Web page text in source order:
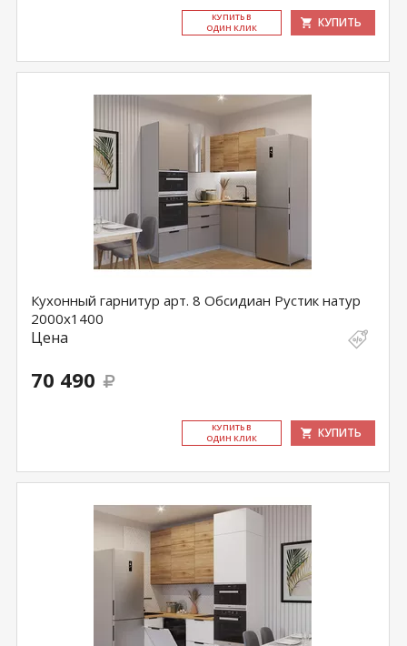
КУ­ПИТЬ В
ОДИН КЛИК
КУПИТЬ
Кухонный гарнитур арт. 8 Обсидиан Рустик натур
2000х1400
Цена
70 490
КУ­ПИТЬ В
ОДИН КЛИК
КУПИТЬ